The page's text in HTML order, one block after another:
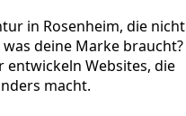
in Rosenheim, die nicht
deine Marke braucht?
entwickeln Websites, die
macht.